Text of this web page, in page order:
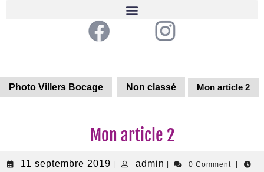
Photo Villers Bocage Non classé Mon article 2
Mon article 2
11 septembre 2019 | admin | 0 Comment
|